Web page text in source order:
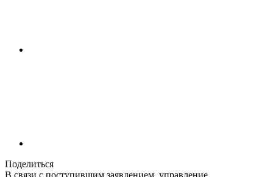
Поделиться